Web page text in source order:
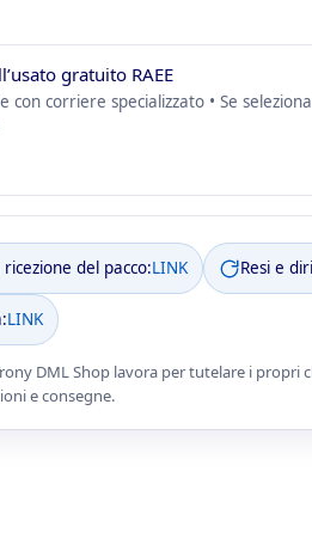
gratuito RAEE
con corriere specializzato • Se
del pacco:LINK Resi e
LINK
DML Shop lavora per tutelare i propri
e consegne.